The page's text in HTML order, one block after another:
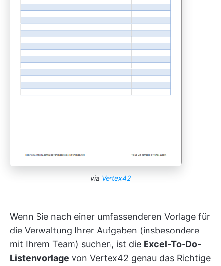
via Vertex42
Wenn Sie nach einer umfassenderen Vorlage für
die Verwaltung Ihrer Aufgaben (insbesondere
mit Ihrem Team) suchen, ist die Excel-To-Do-
Listenvorlage von Vertex42 genau das Richtige